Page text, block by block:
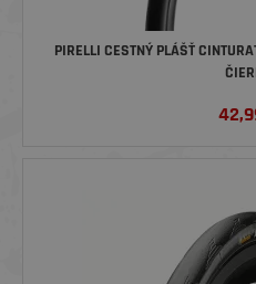
PIRELLI CESTNÝ PLÁŠŤ